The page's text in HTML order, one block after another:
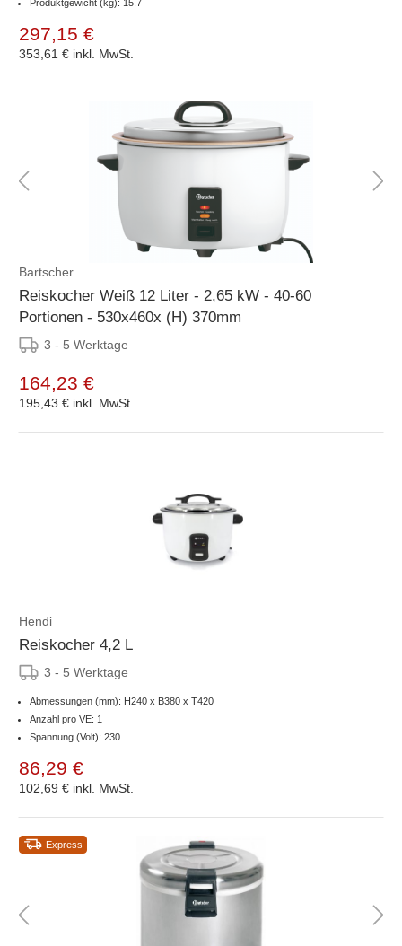
Produktgewicht (kg): 15.7
297,15 €
353,61 € inkl. MwSt.
Bartscher
Reiskocher Weiß 12 Liter - 2,65 kW - 40-60
Portionen - 530x460x (H) 370mm
3 - 5 Werktage
164,23 €
195,43 € inkl. MwSt.
Hendi
Reiskocher 4,2 L
3 - 5 Werktage
Abmessungen (mm): H240 x B380 x T420
Anzahl pro VE: 1
Spannung (Volt): 230
86,29 €
102,69 € inkl. MwSt.
Express